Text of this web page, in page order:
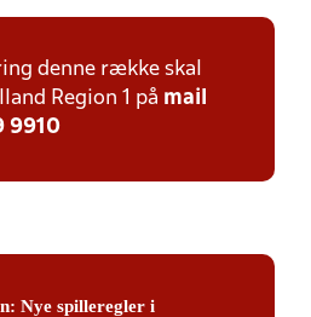
denne række skal
Region 1 på mail
9910
Nye spilleregler i